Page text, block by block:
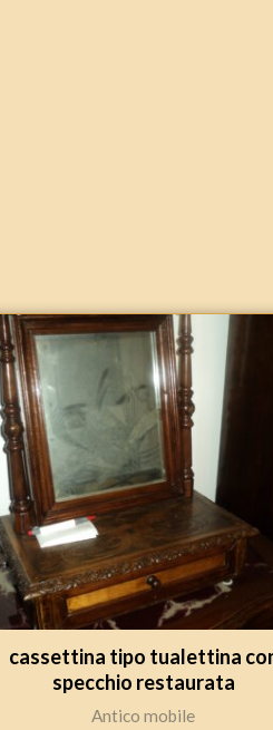
cassettina tipo tualettina
specchio restaurata
Antico mobile